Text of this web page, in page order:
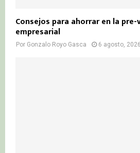
Consejos para ahorrar en la
empresarial
Por Gonzalo Royo Gasca 6 agosto, 2026